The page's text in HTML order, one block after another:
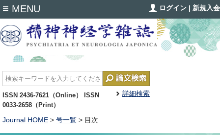
ログイン | 新規入会
詳細検索
ISSN 2436-7621（Online） ISSN
0033-2658（Print）
≡ MENU
Journal HOME > 号一覧 > 目次